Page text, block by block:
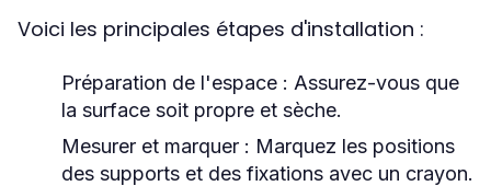
Voici les principales étapes d'installation :
Préparation de l'espace : Assurez-vous que
la surface soit propre et sèche.
Mesurer et marquer : Marquez les positions
des supports et des fixations avec un crayon.